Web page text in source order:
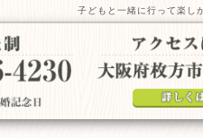
子どもと一緒に行って楽し